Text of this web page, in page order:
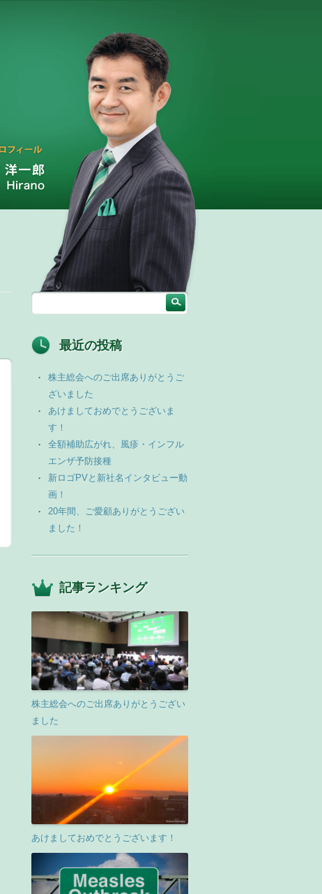
最近の投稿
株主総会へのご出席ありがとうご
ざいました
あけましておめでとうございま
す！
全額補助広がれ、風疹・インフル
エンザ予防接種
新ロゴPVと新社名インタビュー動
画！
20年間、ご愛顧ありがとうござい
ました！
記事ランキング
株主総会へのご出席ありがとうござい
ました
あけましておめでとうございます！